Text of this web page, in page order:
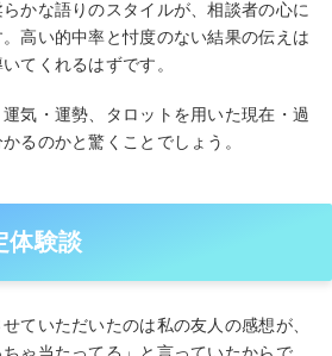
かな語りのスタイルが、相談者の心に
高い的中率と忖度のない結果の伝えは
てくれるはずです。
気・運勢、タロットを用いた現在・過
るのかと驚くことでしょう。
体験談
ていただいたのは私の友人の感想が、
ちゃ当たってる」と言っていたからで